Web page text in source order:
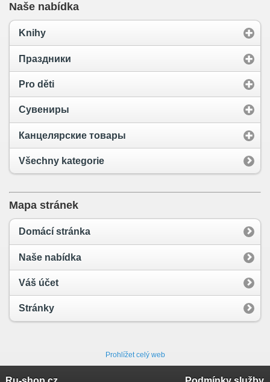
Naše nabídka
Knihy
Праздники
Pro děti
Сувениры
Канцелярские товары
Všechny kategorie
Mapa stránek
Domácí stránka
Naše nabídka
Váš účet
Stránky
Prohlížet celý web